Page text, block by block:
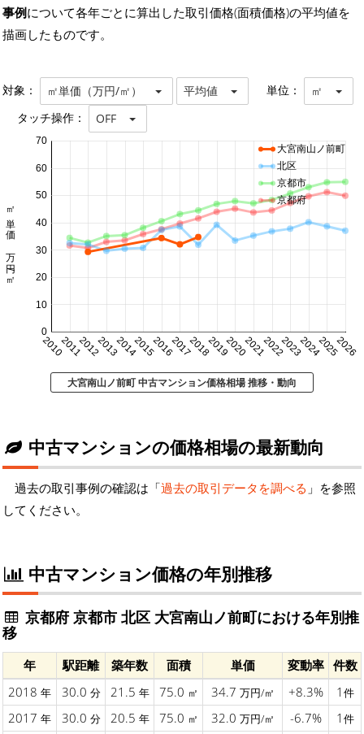
事例について各年ごとに算出した取引価格(面積価格)の平均値を
描画したものです。
対象： ㎡単価（万円/㎡） 平均値 単位： ㎡
タッチ操作： OFF
20102011201220132014201520162017201820192020202120222023202420252026
0
10
20
30
40
50
60
70
㎡単価 万円/㎡
大宮南山ノ前町
北区
京都市
京都府
大宮南山ノ前町 中古マンション価格相場 推移・動向
中古マンションの価格相場の最新動向
過去の取引事例の確認は「過去の取引データを調べる 」を参照
してください。
中古マンション価格の年別推移
京都府 京都市 北区 大宮南山ノ前町における年別推
移
年 駅距離 築年数 面積 単価 変動率 件数
2018 年 30.0 分 21.5 年 75.0 ㎡ 34.7 万円/㎡ +8.3% 1 件
2017 年 30.0 分 20.5 年 75.0 ㎡ 32.0 万円/㎡ -6.7% 1 件